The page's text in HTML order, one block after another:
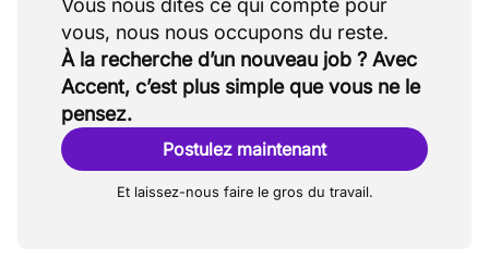
Vous nous dites ce qui compte pour
À la recherche d’un nouveau job ? Avec
Accent, c’est plus simple que vous ne le
pensez.
Postulez maintenant
Et laissez-nous faire le gros du travail.